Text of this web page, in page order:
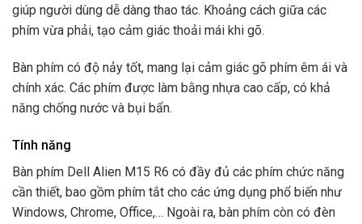
giúp người dùng dễ dàng thao tác. Khoảng cách giữa các
phím vừa phải, tạo cảm giác thoải mái khi gõ.
Bàn phím có độ nảy tốt, mang lại cảm giác gõ phím êm ái và
chính xác. Các phím được làm bằng nhựa cao cấp, có khả
năng chống nước và bụi bẩn.
Tính năng
Bàn phím Dell Alien M15 R6 có đầy đủ các phím chức năng
cần thiết, bao gồm phím tắt cho các ứng dụng phổ biến như
Windows, Chrome, Office,… Ngoài ra, bàn phím còn có đèn